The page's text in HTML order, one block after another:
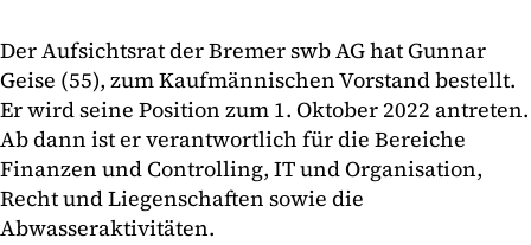
Der Aufsichtsrat der Bremer swb AG hat Gunnar
Geise (55), zum Kaufmännischen Vorstand bestellt.
Er wird seine Position zum 1. Oktober 2022 antreten.
Ab dann ist er verantwortlich für die Bereiche
Finanzen und Controlling, IT und Organisation,
Recht und Liegenschaften sowie die
Abwasseraktivitäten.